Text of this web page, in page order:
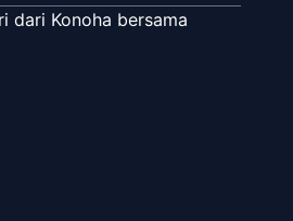
dari Konoha bersama